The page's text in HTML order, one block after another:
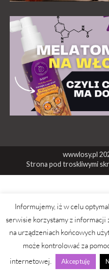
wwwlosy.pl
Strona pod troskliwymi
Informujemy, iż w celu
serwisie korzystamy z informacji
na urządzeniach końcowych
może kontrolować za
internetowej.
Akceptuję